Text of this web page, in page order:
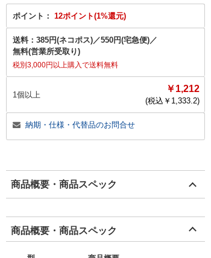
ポイント： 12ポイント(1%還元)
送料： 385円(ネコポス)／550円(宅急便)／
無料(営業所受取り)
税別3,000円以上購入で送料無料
1個以上
￥1,212
(税込￥ 1,333.2)
納期・仕様・代替品のお問合せ
商品概要・商品スペック
商品概要・商品スペック